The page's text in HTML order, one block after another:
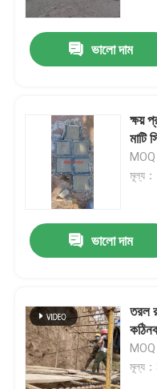
ভালো দাম
ক্ষয়
মাটি
মূল্য
ভালো দাম
তরল
মূল্য